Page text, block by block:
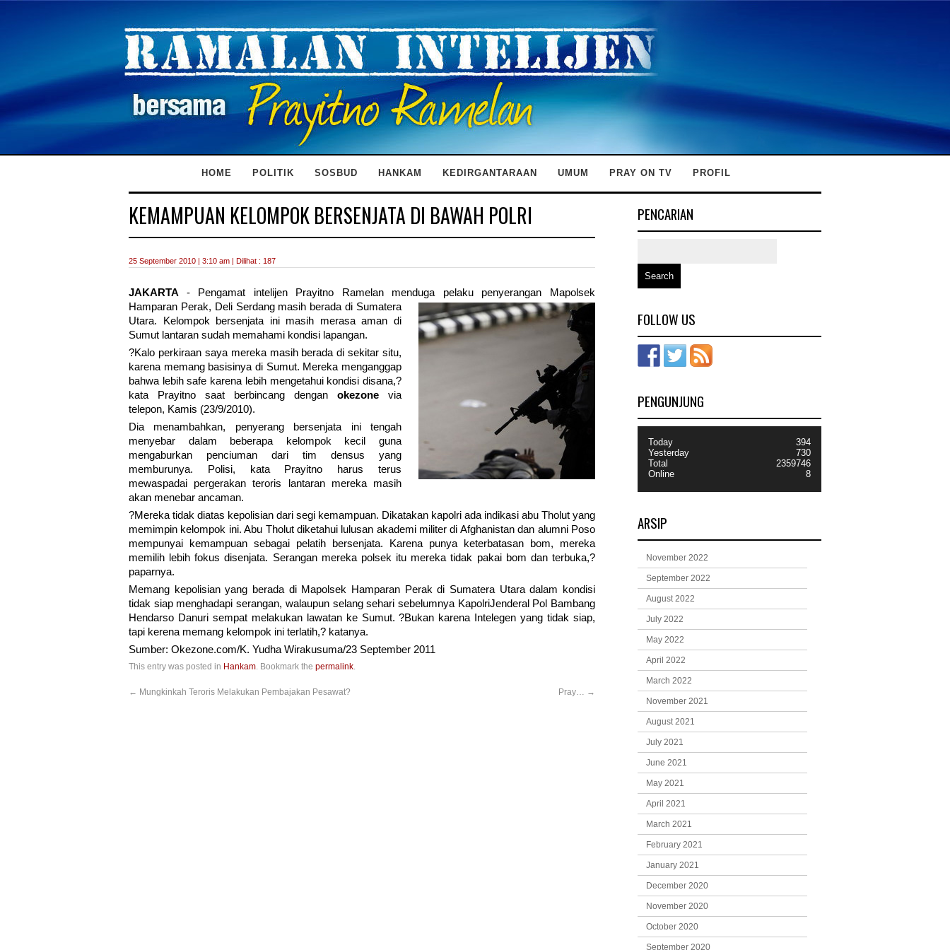
HOME POLITIK SOSBUD HANKAM KEDIRGANTARAAN UMUM PRAY ON TV PROFIL
KEMAMPUAN KELOMPOK BERSENJATA DI BAWAH POLRI
25 September 2010 | 3:10 am | Dilihat : 187
JAKARTA - Pengamat intelijen Prayitno Ramelan mendugapelaku penyerangan Mapolsek
Hamparan Perak, Deli Serdang masih berada di Sumatera
Utara. Kelompok bersenjata ini masih merasa aman di
Sumut lantaran sudah memahami kondisi lapangan.
?Kalo perkiraan saya mereka masih berada di sekitar situ,
karena memang basisinya di Sumut. Mereka menganggap
bahwa lebih safe karena lebih mengetahui kondisi disana,?
kata Prayitno saat berbincang dengan okezone via
telepon, Kamis (23/9/2010).
Dia menambahkan, penyerang bersenjata ini tengah
menyebar dalam beberapa kelompok kecil guna
mengaburkan penciuman dari tim densus yang
memburunya. Polisi, kata Prayitno harus terus
mewaspadai pergerakan teroris lantaran mereka masih
akan menebar ancaman.
?Mereka tidak diatas kepolisian dari segi kemampuan. Dikatakan kapolri ada indikasi abu Tholut yang
memimpin kelompok ini. Abu Tholut diketahui lulusan akademi militer di Afghanistan dan alumni Poso
mempunyai kemampuan sebagai pelatih bersenjata. Karena punya keterbatasan bom, mereka
memilih lebih fokus disenjata. Serangan mereka polsek itu mereka tidak pakai bom dan terbuka,?
paparnya.
Memang kepolisian yang berada di Mapolsek Hamparan Perak di Sumatera Utara dalam kondisi
tidak siap menghadapi serangan, walaupun selang sehari sebelumnya KapolriJenderal Pol Bambang
Hendarso Danuri sempat melakukan lawatan ke Sumut. ?Bukan karena Intelegen yang tidak siap,
tapi kerena memang kelompok ini terlatih,? katanya.
Sumber: Okezone.com/K. Yudha Wirakusuma/23 September 2011
This entry was posted in Hankam. Bookmark the permalink.
← Mungkinkah Teroris Melakukan Pembajakan Pesawat? Pray… →
PENCARIAN
FOLLOW US
PENGUNJUNG
Today
Yesterday
Total
Online
394
730
2359746
8
ARSIP
November 2022
September 2022
August 2022
July 2022
May 2022
April 2022
March 2022
November 2021
August 2021
July 2021
June 2021
May 2021
April 2021
March 2021
February 2021
January 2021
December 2020
November 2020
October 2020
September 2020